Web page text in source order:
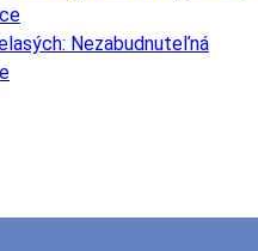
Nezabudnuteľná